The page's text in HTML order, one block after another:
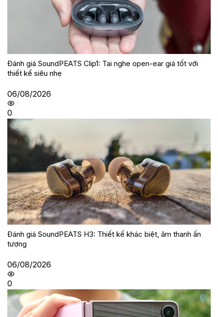
Đánh giá SoundPEATS Clip1: Tai nghe open-ear giá tốt với
thiết kế siêu nhẹ
06/08/2026
0
Đánh giá SoundPEATS H3: Thiết kế khác biệt, âm thanh ấn
tượng
06/08/2026
0